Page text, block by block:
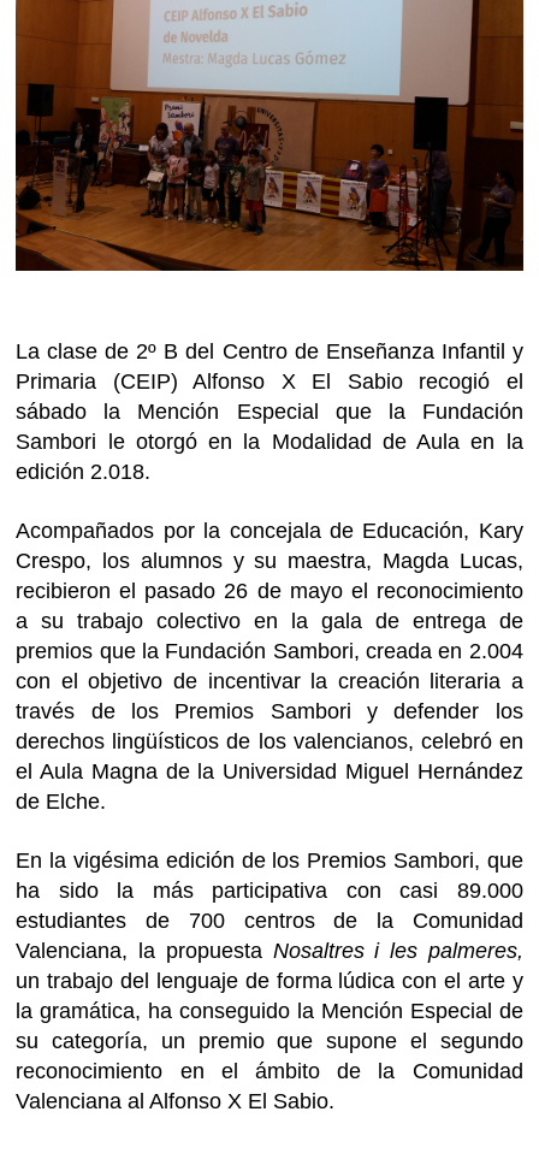
La clase de 2º B del Centro de Enseñanza Infantil y
Primaria (CEIP) Alfonso X El Sabio recogió el
sábado la Mención Especial que la Fundación
Sambori le otorgó en la Modalidad de Aula en la
edición 2.018.
Acompañados por la concejala de Educación, Kary
Crespo, los alumnos y su maestra, Magda Lucas,
recibieron el pasado 26 de mayo el reconocimiento
a su trabajo colectivo en la gala de entrega de
premios que la Fundación Sambori, creada en 2.004
con el objetivo de incentivar la creación literaria a
través de los Premios Sambori y defender los
derechos lingüísticos de los valencianos, celebró en
el Aula Magna de la Universidad Miguel Hernández
de Elche.
En la vigésima edición de los Premios Sambori, que
ha sido la más participativa con casi 89.000
estudiantes de 700 centros de la Comunidad
Valenciana, la propuesta Nosaltres i les palmeres,
un trabajo del lenguaje de forma lúdica con el arte y
la gramática, ha conseguido la Mención Especial de
su categoría, un premio que supone el segundo
reconocimiento en el ámbito de la Comunidad
Valenciana al Alfonso X El Sabio.